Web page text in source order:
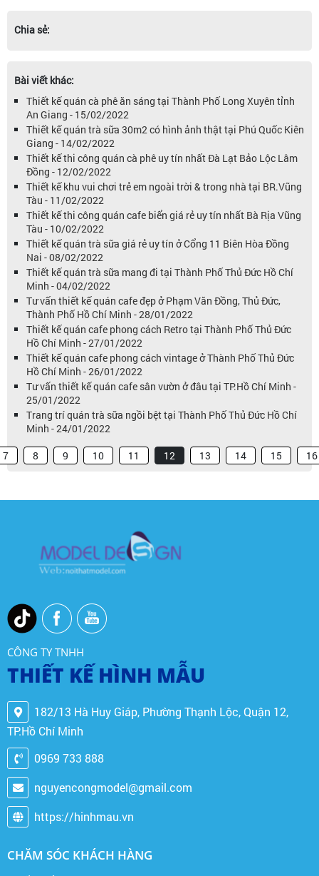
Chia sẻ:
Bài viết khác:
Thiết kế quán cà phê ăn sáng tại Thành Phố Long Xuyên tỉnh
An Giang - 15/02/2022
Thiết kế quán trà sữa 30m2 có hình ảnh thật tại Phú Quốc Kiên
Giang - 14/02/2022
Thiết kế thi công quán cà phê uy tín nhất Đà Lạt Bảo Lộc Lâm
Đồng - 12/02/2022
Thiết kế khu vui chơi trẻ em ngoài trời & trong nhà tại BR.Vũng
Tàu - 11/02/2022
Thiết kế thi công quán cafe biển giá rẻ uy tín nhất Bà Rịa Vũng
Tàu - 10/02/2022
Thiết kế quán trà sữa giá rẻ uy tín ở Cổng 11 Biên Hòa Đồng
Nai - 08/02/2022
Thiết kế quán trà sữa mang đi tại Thành Phố Thủ Đức Hồ Chí
Minh - 04/02/2022
Tư vấn thiết kế quán cafe đẹp ở Phạm Văn Đồng, Thủ Đức,
Thành Phố Hồ Chí Minh - 28/01/2022
Thiết kế quán cafe phong cách Retro tại Thành Phố Thủ Đức
Hồ Chí Minh - 27/01/2022
Thiết kế quán cafe phong cách vintage ở Thành Phố Thủ Đức
Hồ Chí Minh - 26/01/2022
Tư vấn thiết kế quán cafe sân vườn ở đâu tại TP.Hồ Chí Minh -
25/01/2022
Trang trí quán trà sữa ngồi bệt tại Thành Phố Thủ Đức Hồ Chí
Minh - 24/01/2022
7 8 9 10 11 12 13 14 15 16
CÔNG TY TNHH
THIẾT KẾ HÌNH MẪU
182/13 Hà Huy Giáp, Phường Thạnh Lộc, Quận 12,
TP.Hồ Chí Minh
0969 733 888
nguyencongmodel@gmail.com
https://hinhmau.vn
CHĂM SÓC KHÁCH HÀNG